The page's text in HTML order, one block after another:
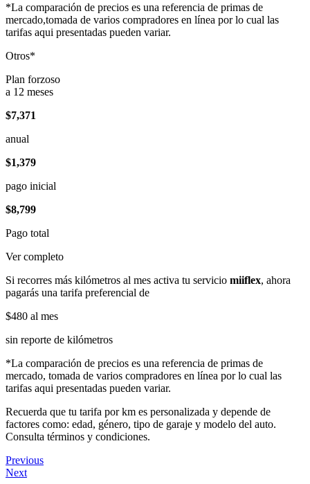
*La comparación de precios es una referencia de primas de
mercado,tomada de varios compradores en línea por lo cual las
tarifas aqui presentadas pueden variar.
Otros*
Plan forzoso
a 12 meses
$7,371
anual
$1,379
pago inicial
$8,799
Pago total
Ver completo
Si recorres más kilómetros al mes activa tu servicio miiflex, ahora
pagarás una tarifa preferencial de
$480 al mes
sin reporte de kilómetros
*La comparación de precios es una referencia de primas de
mercado, tomada de varios compradores en línea por lo cual las
tarifas aqui presentadas pueden variar.
Recuerda que tu tarifa por km es personalizada y depende de
factores como: edad, género, tipo de garaje y modelo del auto.
Consulta términos y condiciones.
Previous
Next